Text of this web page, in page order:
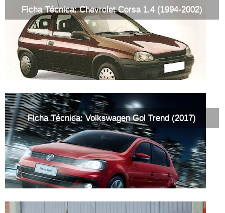
Ficha Técnica: Chevrolet Corsa 1.4 (1994-2002)
Ficha Técnica: Volkswagen Gol Trend (2017)